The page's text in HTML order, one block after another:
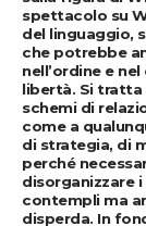
spettacolo su
del linguaggio,
che potrebbe
nell’ordine e
libertà. Si tratta
schemi di
come a
di strategia, di
perché
disorganizzare
contempli ma
disperda. In